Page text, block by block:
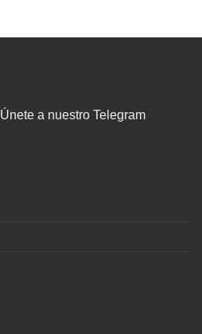
Únete a nuestro Telegram